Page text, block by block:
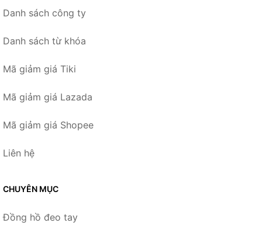
Danh sách công ty
Danh sách từ khóa
Mã giảm giá Tiki
Mã giảm giá Lazada
Mã giảm giá Shopee
Liên hệ
CHUYÊN MỤC
Đồng hồ đeo tay